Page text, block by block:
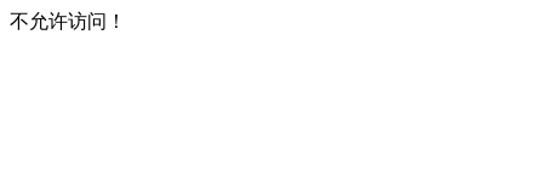
不允许访问！